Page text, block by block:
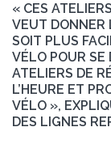
« CES
VEUT DONNER
SOIT PLUS
VÉLO POUR SE
ATELIERS DE
L’HEURE ET
VÉLO »,
DES LIGNES